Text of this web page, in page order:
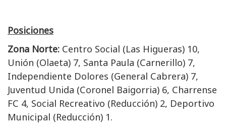
Posiciones
Zona Norte: Centro Social (Las Higueras) 10,
Unión (Olaeta) 7, Santa Paula (Carnerillo) 7,
Independiente Dolores (General Cabrera) 7,
Juventud Unida (Coronel Baigorria) 6, Charrense
FC 4, Social Recreativo (Reducción) 2, Deportivo
Municipal (Reducción) 1.